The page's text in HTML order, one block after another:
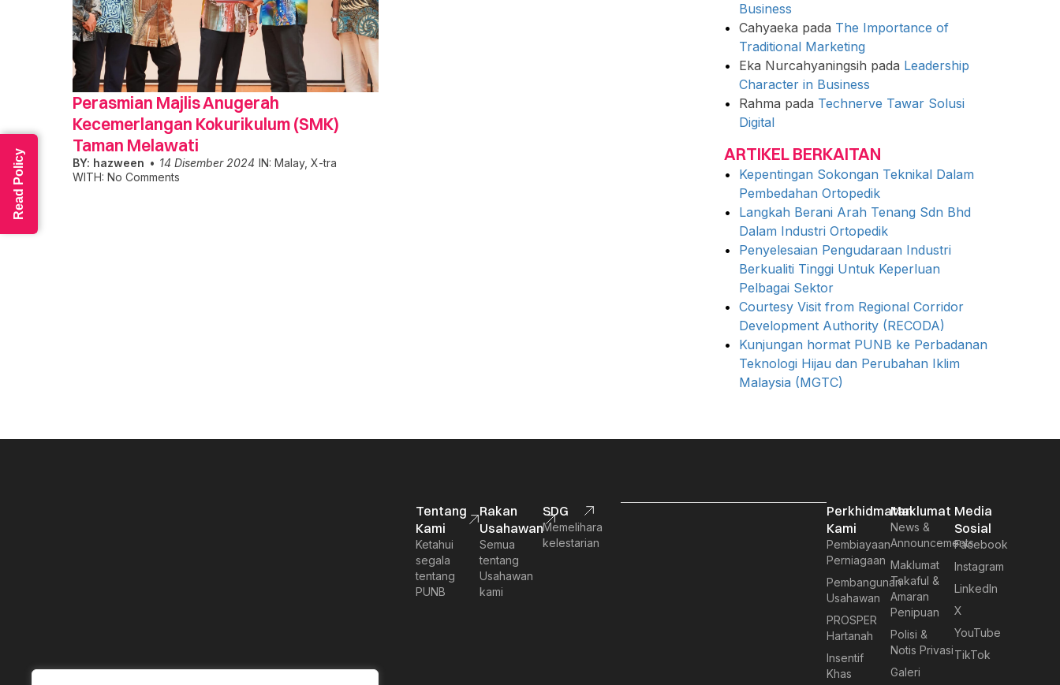
Perasmian Majlis Anugerah
Kecemerlangan Kokurikulum (SMK)
Taman Melawati
BY: hazween 14 Disember 2024 IN: Malay, X-tra
WITH: No Comments
Business
Cahyaeka pada The Importance of
Traditional Marketing
Eka Nurcahyaningsih pada Leadership
Character in Business
Rahma pada Technerve Tawar Solusi
Digital
ARTIKEL BERKAITAN
Kepentingan Sokongan Teknikal Dalam
Pembedahan Ortopedik
Langkah Berani Arah Tenang Sdn Bhd
Dalam Industri Ortopedik
Penyelesaian Pengudaraan Industri
Berkualiti Tinggi Untuk Keperluan
Pelbagai Sektor
Courtesy Visit from Regional Corridor
Development Authority (RECODA)
Kunjungan hormat PUNB ke Perbadanan
Teknologi Hijau dan Perubahan Iklim
Malaysia (MGTC)
Tentang
Kami
Ketahui
segala
tentang
PUNB
Rakan
Usahawan
Semua
tentang
Usahawan
kami
SDG
Memelihara
kelestarian
Perkhidmatan
Kami
Pembiayaan
Perniagaan
Pembangunan
Usahawan
PROSPER
Hartanah
Insentif
Khas
Maklumat
News &
Announcements
Maklumat
Takaful &
Amaran
Penipuan
Polisi &
Notis Privasi
Galeri
Media
Sosial
Facebook
Instagram
LinkedIn
X
YouTube
TikTok
Read Policy